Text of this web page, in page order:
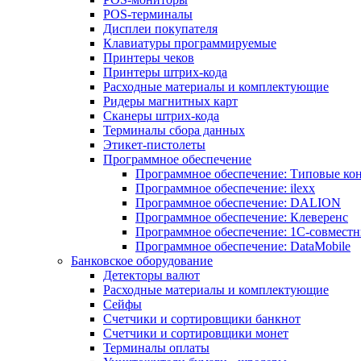
POS-терминалы
Дисплеи покупателя
Клавиатуры программируемые
Принтеры чеков
Принтеры штрих-кода
Расходные материалы и комплектующие
Ридеры магнитных карт
Сканеры штрих-кода
Терминалы сбора данных
Этикет-пистолеты
Программное обеспечение
Программное обеспечение: Типовые
Программное обеспечение: ilexx
Программное обеспечение: DALION
Программное обеспечение: Клеверенс
Программное обеспечение: 1С-
Программное обеспечение: DataMobile
Банковское оборудование
Детекторы валют
Расходные материалы и комплектующие
Сейфы
Счетчики и сортировщики банкнот
Счетчики и сортировщики монет
Терминалы оплаты